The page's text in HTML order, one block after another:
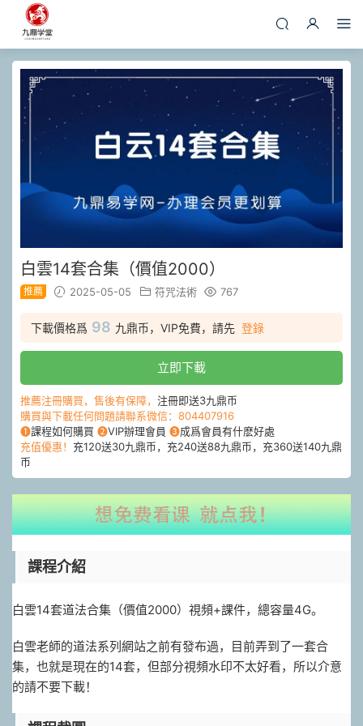
白雲14套合集（價值2000）
推薦 2025-05-05 符咒法術 767
下載價格爲 98 九鼎币，VIP免費，請先 登錄
立即下載
推薦注冊購買，售後有保障， 注冊即送3九鼎币
購買與下載任何問題請聯系微信：804407916
❶課程如何購買 ❷VIP辦理會員 ❸成爲會員有什麽好處
充值優惠！ 充120送30九鼎币，充240送88九鼎币，充360送140九鼎
币
課程介紹
白雲14套道法合集（價值2000）視頻+課件，總容量4G。
白雲老師的道法系列網站之前有發布過，目前弄到了一套合
集，也就是現在的14套，但部分視頻水印不太好看，所以介意
的請不要下載！